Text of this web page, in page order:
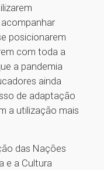
posicionarem
com toda a
a pandemia
ainda
de adaptação
a utilização mais
das Nações
e a Cultura